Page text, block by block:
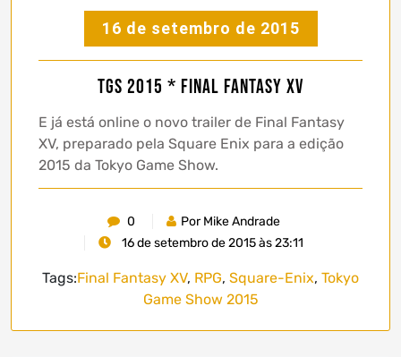
16 de setembro de 2015
TGS 2015 * Final Fantasy XV
E já está online o novo trailer de Final Fantasy
XV, preparado pela Square Enix para a edição
2015 da Tokyo Game Show.
0
Por Mike Andrade
16 de setembro de 2015 às 23:11
Tags:Final Fantasy XV, RPG, Square-Enix, Tokyo
Game Show 2015